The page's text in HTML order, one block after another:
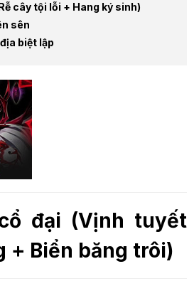
cây tội lỗi + Hang ký sinh)
sên
biệt lập
đại (Vịnh tuyết
+ Biển băng trôi)